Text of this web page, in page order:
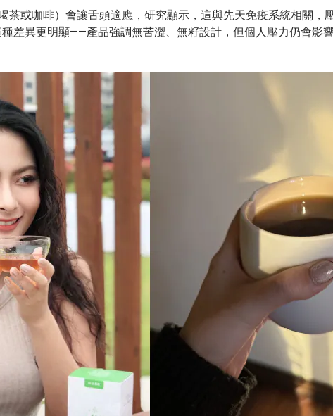
茶或咖啡）會讓舌頭適應，研究顯示，這與先天免疫系統相關，
差異更明顯——產品強調無苦澀、無籽設計，但個人壓力仍會影